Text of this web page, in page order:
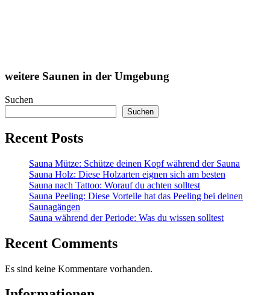
weitere Saunen in der Umgebung
Suchen
Suchen
Recent Posts
Sauna Mütze: Schütze deinen Kopf während der Sauna
Sauna Holz: Diese Holzarten eignen sich am besten
Sauna nach Tattoo: Worauf du achten solltest
Sauna Peeling: Diese Vorteile hat das Peeling bei deinen
Saunagängen
Sauna während der Periode: Was du wissen solltest
Recent Comments
Es sind keine Kommentare vorhanden.